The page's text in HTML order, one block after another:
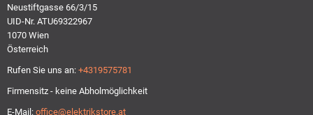
Neustiftgasse 66/3/15
UID-Nr. ATU69322967
1070 Wien
Österreich
Rufen Sie uns an: +4319575781
Firmensitz - keine Abholmöglichkeit
E-Mail: office@elektrikstore.at